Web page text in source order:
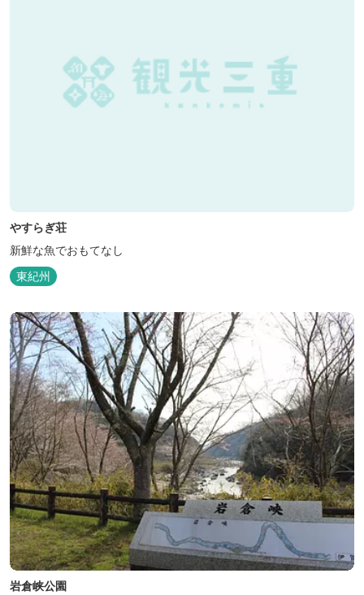
やすらぎ荘
新鮮な魚でおもてなし
東紀州
岩倉峡公園